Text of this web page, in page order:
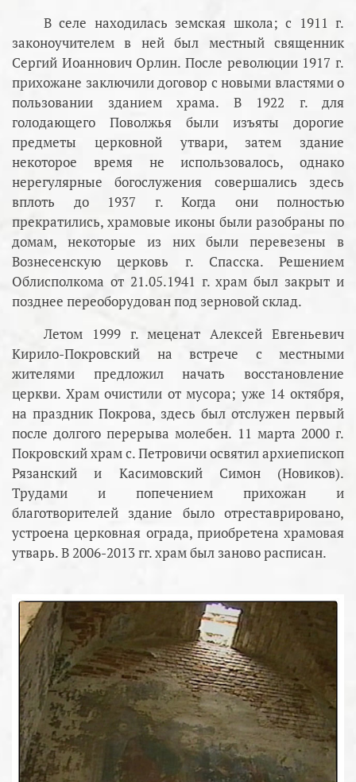
В селе находилась земская школа; с 1911 г.
законоучителем в ней был местный священник
Сергий Иоаннович Орлин. После революции 1917 г.
прихожане заключили договор с новыми властями о
пользовании зданием храма. В 1922 г. для
голодающего Поволжья были изъяты дорогие
предметы церковной утвари, затем здание
некоторое время не использовалось, однако
нерегулярные богослужения совершались здесь
вплоть до 1937 г. Когда они полностью
прекратились, храмовые иконы были разобраны по
домам, некоторые из них были перевезены в
Вознесенскую церковь г. Спасска. Решением
Облисполкома от 21.05.1941 г. храм был закрыт и
позднее переоборудован под зерновой склад.
Летом 1999 г. меценат Алексей Евгеньевич
Кирило-Покровский на встрече с местными
жителями предложил начать восстановление
церкви. Храм очистили от мусора; уже 14 октября,
на праздник Покрова, здесь был отслужен первый
после долгого перерыва молебен. 11 марта 2000 г.
Покровский храм с. Петровичи освятил архиепископ
Рязанский и Касимовский Симон (Новиков).
Трудами и попечением прихожан и
благотворителей здание было отреставрировано,
устроена церковная ограда, приобретена храмовая
утварь. В 2006-2013 гг. храм был заново расписан.